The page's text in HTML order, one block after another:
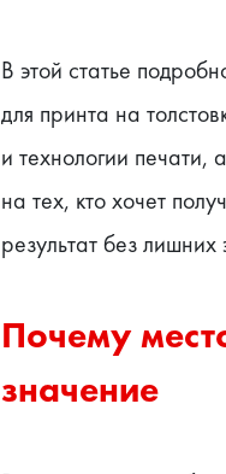
В этой статье
для принта на
и технологии
на тех, кто хочет
результат без лишних
Почему
значение